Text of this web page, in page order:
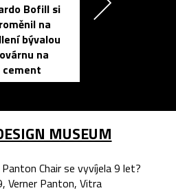
Bofill si
na
bývalou
na
cement
MUSEUM
Chair se vyvíjela 9 let?
Verner Panton, Vitra